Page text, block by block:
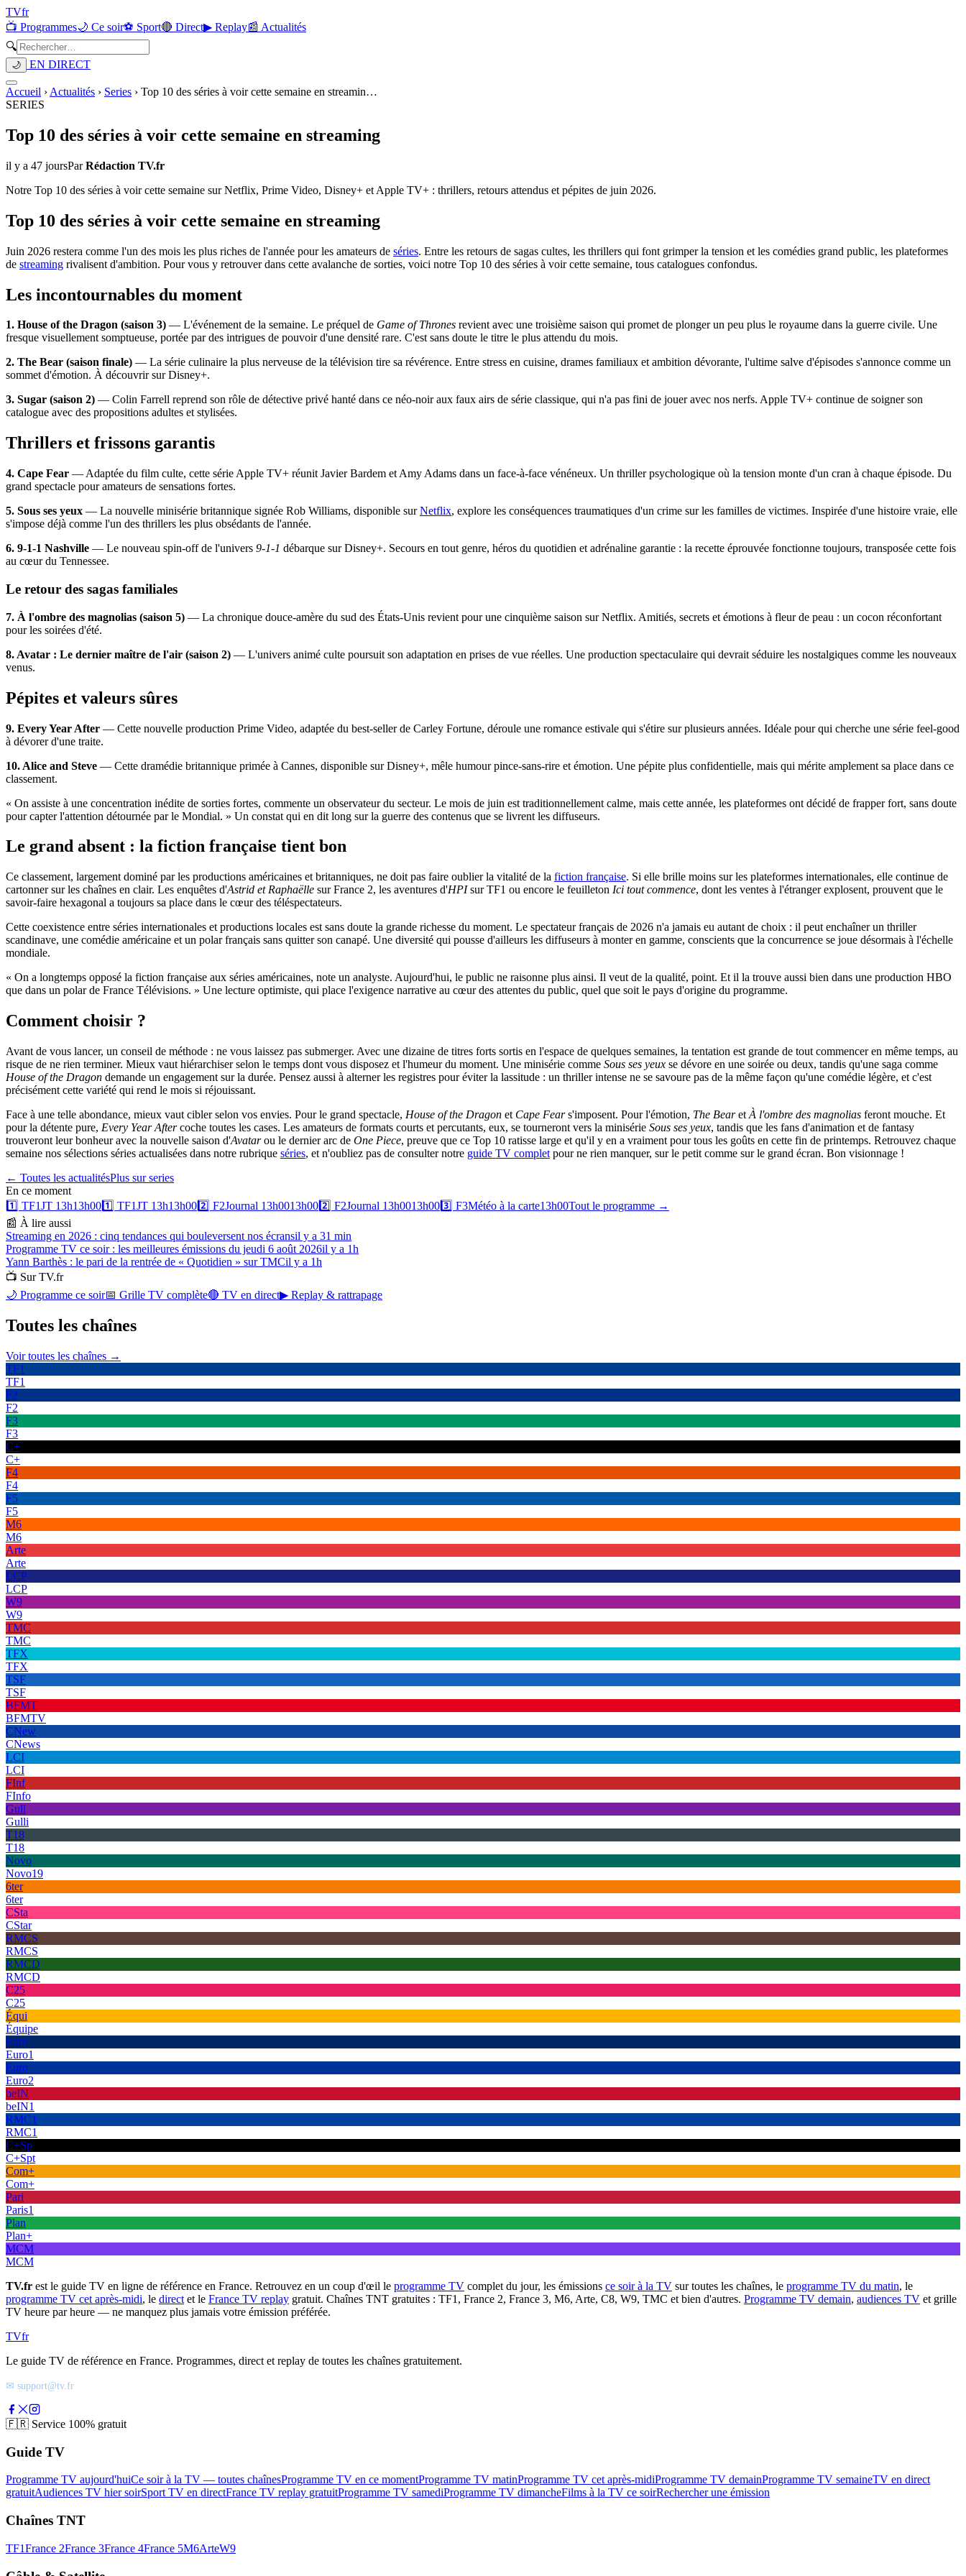
TVfr
📺 Programmes🌙 Ce soir⚽ Sport🔴 Direct▶ Replay📰 Actualités
🔍
🌙 EN DIRECT
Accueil › Actualités › Series › Top 10 des séries à voir cette semaine en streamin…
SERIES
Top 10 des séries à voir cette semaine en streaming
il y a 47 joursParRédaction TV.fr
Notre Top 10 des séries à voir cette semaine sur Netflix, Prime Video, Disney+ et Apple TV+ : thrillers, retours attendus et pépites de juin 2026.
Top 10 des séries à voir cette semaine en streaming
Juin 2026 restera comme l'un des mois les plus riches de l'année pour les amateurs de séries. Entre les retours de sagas cultes, les thrillers qui font grimper la tension et les comédies grand public, les plateformes
de streaming rivalisent d'ambition. Pour vous y retrouver dans cette avalanche de sorties, voici notre Top 10 des séries à voir cette semaine, tous catalogues confondus.
Les incontournables du moment
1. House of the Dragon (saison 3) — L'événement de la semaine. Le préquel de Game of Thrones revient avec une troisième saison qui promet de plonger un peu plus le royaume dans la guerre civile. Une
fresque visuellement somptueuse, portée par des intrigues de pouvoir d'une densité rare. C'est sans doute le titre le plus attendu du mois.
2. The Bear (saison finale) — La série culinaire la plus nerveuse de la télévision tire sa révérence. Entre stress en cuisine, drames familiaux et ambition dévorante, l'ultime salve d'épisodes s'annonce comme un
sommet d'émotion. À découvrir sur Disney+.
3. Sugar (saison 2) — Colin Farrell reprend son rôle de détective privé hanté dans ce néo-noir aux faux airs de série classique, qui n'a pas fini de jouer avec nos nerfs. Apple TV+ continue de soigner son
catalogue avec des propositions adultes et stylisées.
Thrillers et frissons garantis
4. Cape Fear — Adaptée du film culte, cette série Apple TV+ réunit Javier Bardem et Amy Adams dans un face-à-face vénéneux. Un thriller psychologique où la tension monte d'un cran à chaque épisode. Du
grand spectacle pour amateurs de sensations fortes.
5. Sous ses yeux — La nouvelle minisérie britannique signée Rob Williams, disponible surNetflix, explore les conséquences traumatiques d'un crime sur les familles de victimes. Inspirée d'une histoire vraie, elle
s'impose déjà comme l'un des thrillers les plus obsédants de l'année.
6. 9-1-1 Nashville — Le nouveau spin-off de l'univers 9-1-1 débarque sur Disney+. Secours en tout genre, héros du quotidien et adrénaline garantie : la recette éprouvée fonctionne toujours, transposée cette fois
au cœur du Tennessee.
Le retour des sagas familiales
7. À l'ombre des magnolias (saison 5) — La chronique douce-amère du sud des États-Unis revient pour une cinquième saison sur Netflix. Amitiés, secrets et émotions à fleur de peau : un cocon réconfortant
pour les soirées d'été.
8. Avatar : Le dernier maître de l'air (saison 2) — L'univers animé culte poursuit son adaptation en prises de vue réelles. Une production spectaculaire qui devrait séduire les nostalgiques comme les nouveaux
venus.
Pépites et valeurs sûres
9. Every Year After — Cette nouvelle production Prime Video, adaptée du best-seller de Carley Fortune, déroule une romance estivale qui s'étire sur plusieurs années. Idéale pour qui cherche une série feel-good
à dévorer d'une traite.
10. Alice and Steve — Cette dramédie britannique primée à Cannes, disponible sur Disney+, mêle humour pince-sans-rire et émotion. Une pépite plus confidentielle, mais qui mérite amplement sa place dans ce
classement.
« On assiste à une concentration inédite de sorties fortes, commente un observateur du secteur. Le mois de juin est traditionnellement calme, mais cette année, les plateformes ont décidé de frapper fort, sans doute
pour capter l'attention détournée par le Mondial. » Un constat qui en dit long sur la guerre des contenus que se livrent les diffuseurs.
Le grand absent : la fiction française tient bon
Ce classement, largement dominé par les productions américaines et britanniques, ne doit pas faire oublier la vitalité de la fiction française. Si elle brille moins sur les plateformes internationales, elle continue de
cartonner sur les chaînes en clair. Les enquêtes d'Astrid et Raphaëlle sur France 2, les aventures d'HPIsur TF1 ou encore le feuilleton Ici tout commence, dont les ventes à l'étranger explosent, prouvent que le
savoir-faire hexagonal a toujours sa place dans le cœur des téléspectateurs.
Cette coexistence entre séries internationales et productions locales est sans doute la grande richesse du moment. Le spectateur français de 2026 n'a jamais eu autant de choix : il peut enchaîner un thriller
scandinave, une comédie américaine et un polar français sans quitter son canapé. Une diversité qui pousse d'ailleurs les diffuseurs à monter en gamme, conscients que la concurrence se joue désormais à l'échelle
mondiale.
« On a longtemps opposé la fiction française aux séries américaines, note un analyste. Aujourd'hui, le public ne raisonne plus ainsi. Il veut de la qualité, point. Et il la trouve aussi bien dans une production HBO
que dans un polar de France Télévisions. » Une lecture optimiste, qui place l'exigence narrative au cœur des attentes du public, quel que soit le pays d'origine du programme.
Comment choisir ?
Avant de vous lancer, un conseil de méthode : ne vous laissez pas submerger. Avec une dizaine de titres forts sortis en l'espace de quelques semaines, la tentation est grande de tout commencer en même temps, au
risque de ne rien terminer. Mieux vaut hiérarchiser selon le temps dont vous disposez et l'humeur du moment. Une minisérie comme Sous ses yeux se dévore en une soirée ou deux, tandis qu'une saga comme
House of the Dragon demande un engagement sur la durée. Pensez aussi à alterner les registres pour éviter la lassitude : un thriller intense ne se savoure pas de la même façon qu'une comédie légère, et c'est
précisément cette variété qui rend le mois si réjouissant.
Face à une telle abondance, mieux vaut cibler selon vos envies. Pour le grand spectacle, House of the Dragon et Cape Fears'imposent. Pour l'émotion, The Bearet À l'ombre des magnolias feront mouche. Et
pour la détente pure, Every Year Aftercoche toutes les cases. Les amateurs de formats courts et percutants, eux, se tourneront vers la minisérie Sous ses yeux, tandis que les fans d'animation et de fantasy
trouveront leur bonheur avec la nouvelle saison d'Avatarou le dernier arc de One Piece, preuve que ce Top 10 ratisse large et qu'il y en a vraiment pour tous les goûts en cette fin de printemps. Retrouvez chaque
semaine nos sélections séries actualisées dans notre rubrique séries, et n'oubliez pas de consulter notre guide TV complet pour ne rien manquer, sur le petit comme sur le grand écran. Bon visionnage !
← Toutes les actualitésPlus surseries
En ce moment
1️⃣ TF1JT 13h13h001️⃣ TF1JT 13h13h002️⃣ F2Journal 13h0013h002️⃣ F2Journal 13h0013h003️⃣ F3Météo à la carte13h00Tout le programme →
📰 À lire aussi
Streaming en 2026 : cinq tendances qui bouleversent nos écransil y a 31 min
Programme TV ce soir : les meilleures émissions du jeudi 6 août 2026il y a 1h
Yann Barthès : le pari de la rentrée de « Quotidien » sur TMCil y a 1h
📺 Sur TV.fr
🌙 Programme ce soir📅 Grille TV complète🔴 TV en direct▶ Replay & rattrapage
Toutes les chaînes
Voir toutes les chaînes →
TF1
TF1
F2
F2
F3
F3
C+
C+
F4
F4
F5
F5
M6
M6
Arte
Arte
LCP
LCP
W9
W9
TMC
TMC
TFX
TFX
TSF
TSF
BFMT
BFMTV
CNew
CNews
LCI
LCI
FInf
FInfo
Gull
Gulli
T18
T18
Novo
Novo19
6ter
6ter
CSta
CStar
RMCS
RMCS
RMCD
RMCD
C25
C25
Équi
Équipe
Euro
Euro1
Euro
Euro2
beIN
beIN1
RMC1
RMC1
C+Sp
C+Spt
Com+
Com+
Pari
Paris1
Plan
Plan+
MCM
MCM
TV.fr est le guide TV en ligne de référence en France. Retrouvez en un coup d'œil le programme TV complet du jour, les émissions ce soir à la TV sur toutes les chaînes, le programme TV du matin, le
programme TV cet après-midi, le direct et le France TV replay gratuit. Chaînes TNT gratuites : TF1, France 2, France 3, M6, Arte, C8, W9, TMC et bien d'autres. Programme TV demain, audiences TV et grille
TV heure par heure — ne manquez plus jamais votre émission préférée.
TVfr
Le guide TV de référence en France. Programmes, direct et replay de toutes les chaînes gratuitement.
✉ support@tv.fr
🇫🇷 Service 100% gratuit
Guide TV
Programme TV aujourd'huiCe soir à la TV — toutes chaînesProgramme TV en ce momentProgramme TV matinProgramme TV cet après-midiProgramme TV demainProgramme TV semaineTV en direct
gratuitAudiences TV hier soirSport TV en directFrance TV replay gratuitProgramme TV samediProgramme TV dimancheFilms à la TV ce soirRechercher une émission
Chaînes TNT
TF1France 2France 3France 4France 5M6ArteW9